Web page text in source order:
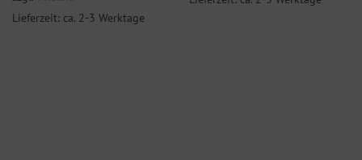
Lieferzeit: ca. 2-3 Werktage